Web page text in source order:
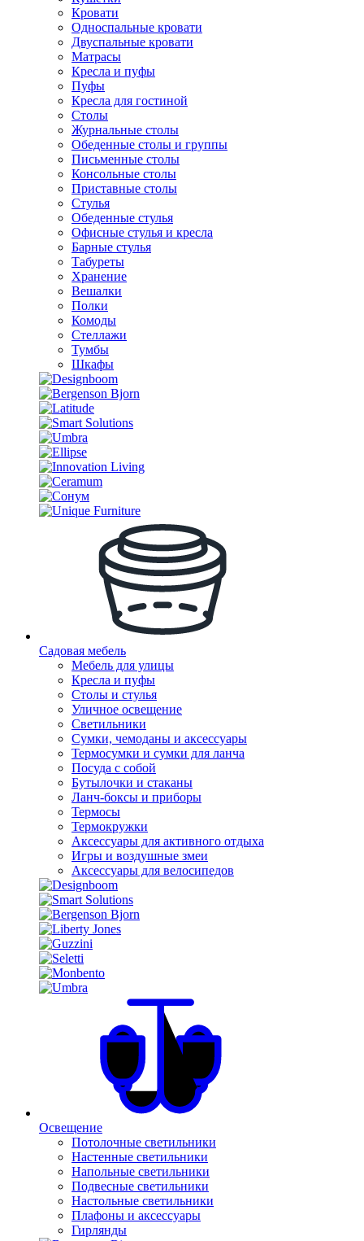
Кровати
Односпальные кровати
Двуспальные кровати
Матрасы
Кресла и пуфы
Пуфы
Кресла для гостиной
Столы
Журнальные столы
Обеденные столы и группы
Письменные столы
Консольные столы
Приставные столы
Стулья
Обеденные стулья
Офисные стулья и кресла
Барные стулья
Табуреты
Хранение
Вешалки
Полки
Комоды
Стеллажи
Тумбы
Шкафы
Садовая мебель
Мебель для улицы
Кресла и пуфы
Столы и стулья
Уличное освещение
Светильники
Сумки, чемоданы и аксессуары
Термосумки и сумки для ланча
Посуда с собой
Бутылочки и стаканы
Ланч-боксы и приборы
Термосы
Термокружки
Аксессуары для активного отдыха
Игры и воздушные змеи
Аксессуары для велосипедов
Освещение
Потолочные светильники
Настенные светильники
Напольные светильники
Подвесные светильники
Настольные светильники
Плафоны и аксессуары
Гирлянды